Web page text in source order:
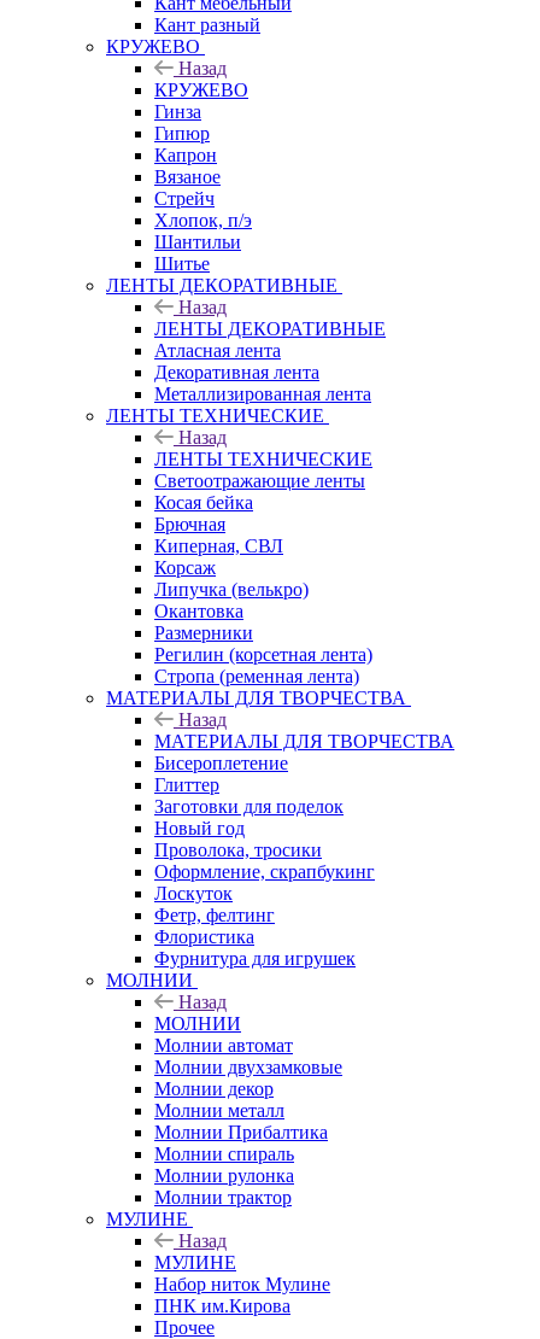
Кант разный
КРУЖЕВО
Назад
КРУЖЕВО
Гинза
Гипюр
Капрон
Вязаное
Стрейч
Хлопок, п/э
Шантильи
Шитье
ЛЕНТЫ ДЕКОРАТИВНЫЕ
Назад
ЛЕНТЫ ДЕКОРАТИВНЫЕ
Атласная лента
Декоративная лента
Металлизированная лента
ЛЕНТЫ ТЕХНИЧЕСКИЕ
Назад
ЛЕНТЫ ТЕХНИЧЕСКИЕ
Светоотражающие ленты
Косая бейка
Брючная
Киперная, СВЛ
Корсаж
Липучка (велькро)
Окантовка
Размерники
Регилин (корсетная лента)
Стропа (ременная лента)
МАТЕРИАЛЫ ДЛЯ ТВОРЧЕСТВА
Назад
МАТЕРИАЛЫ ДЛЯ ТВОРЧЕСТВА
Бисероплетение
Глиттер
Заготовки для поделок
Новый год
Проволока, тросики
Оформление, скрапбукинг
Лоскуток
Фетр, фелтинг
Флористика
Фурнитура для игрушек
МОЛНИИ
Назад
МОЛНИИ
Молнии автомат
Молнии двухзамковые
Молнии декор
Молнии металл
Молнии Прибалтика
Молнии спираль
Молнии рулонка
Молнии трактор
МУЛИНЕ
Назад
МУЛИНЕ
Набор ниток Мулине
ПНК им.Кирова
Прочее